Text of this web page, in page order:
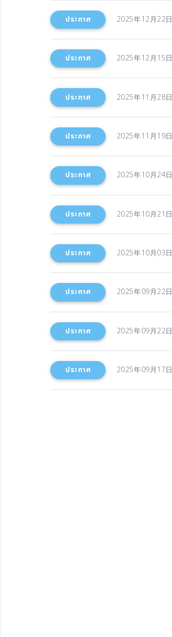
ประกาศ 2025年12月22日
ประกาศ 2025年12月15日
ประกาศ 2025年11月28日
ประกาศ 2025年11月19日
ประกาศ 2025年10月24日
ประกาศ 2025年10月21日
ประกาศ 2025年10月03日
ประกาศ 2025年09月22日
ประกาศ 2025年09月22日
ประกาศ 2025年09月17日